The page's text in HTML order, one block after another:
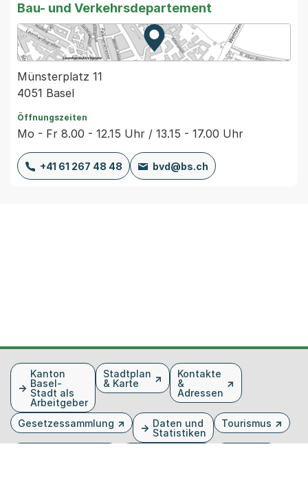
Bau- und Verkehrsdepartement
Zur Karte von MapBS.
Externer Link, wird in einem
Münsterplatz 11
4051 Basel
Öffnungszeiten
Mo - Fr 8.00 - 12.15 Uhr / 13.15 - 17.00 Uhr
+41 61 267 48 48 bvd@bs.ch
FusszeileKanton
Basel-
Stadt als
Arbeitgeber
Stadtplan
& Karte
Kontakte
&
Adressen
Gesetzessammlung
Daten und
Statistiken
Tourismus